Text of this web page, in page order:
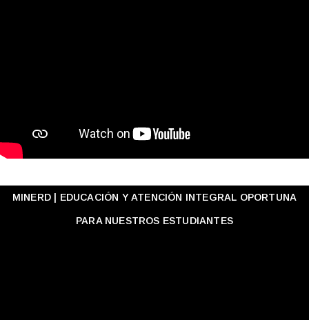
MINERD | EDUCACIÓN Y ATENCIÓN INTEGRAL OPORTUNA
PARA NUESTROS ESTUDIANTES